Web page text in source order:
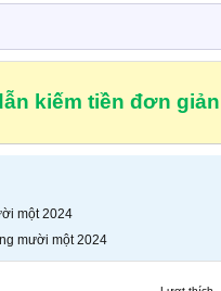
kiếm tiền đơn
một 2024
mười một 2024